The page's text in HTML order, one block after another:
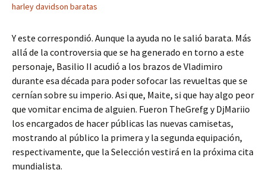
harley davidson baratas
Y este correspondió. Aunque la ayuda no le salió barata. Más
allá de la controversia que se ha generado en torno a este
personaje, Basilio II acudió a los brazos de Vladimiro
durante esa década para poder sofocar las revueltas que se
cernían sobre su imperio. Asi que, Maite, si que hay algo peor
que vomitar encima de alguien. Fueron TheGrefg y DjMariio
los encargados de hacer públicas las nuevas camisetas,
mostrando al público la primera y la segunda equipación,
respectivamente, que la Selección vestirá en la próxima cita
mundialista.